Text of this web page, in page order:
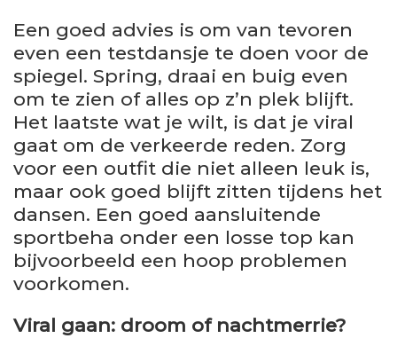
Een goed advies is om van tevoren
even een testdansje te doen voor de
spiegel. Spring, draai en buig even
om te zien of alles op z’n plek blijft.
Het laatste wat je wilt, is dat je viral
gaat om de verkeerde reden. Zorg
voor een outfit die niet alleen leuk is,
maar ook goed blijft zitten tijdens het
dansen. Een goed aansluitende
sportbeha onder een losse top kan
bijvoorbeeld een hoop problemen
voorkomen.
Viral gaan: droom of nachtmerrie?